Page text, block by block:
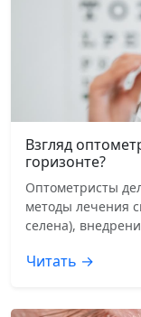
Взгляд
горизонте?
Оптометристы
методы лечения
селена),
Читать →